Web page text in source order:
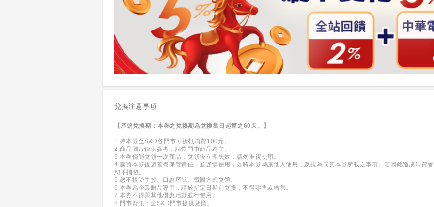
兌換注意事項
【序號兌換期：本券之兌換期為兌換當日起算之60天。】
1.持本券至S&D各門市可折抵消費100元。
2.商品圖片僅供參考，請依門市商品為主。
3.本券僅能兌領一次商品，兌領後立即失效，請勿重複使用。
4.購買本券後請善盡保管責任，並謹慎使用，如將本券轉讓他人使用，及視為同意本券所載之事項。若因此造成消費
恕不補發。
5.恕不接受手抄、口說序號、截圖方式兌領。
6.本券為企業贈品專用，請於指定日期前兌換，不得零售或轉售。
7.本券不得與其他優惠活動並行使用。
8.門市資訊：全S&D門市提供兌換。